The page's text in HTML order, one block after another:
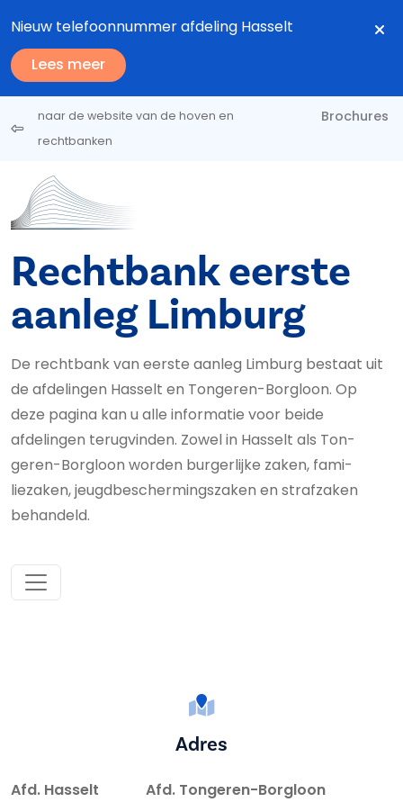
Nieuw telefoonnummer afdeling Hasselt
Lees meer
naar de website van de hoven en
rechtbanken
Brochures
Rechtbank eerste
aanleg Limburg
De rechtbank van eerste aanleg Limburg bestaat uit
de afdelingen Hasselt en Tongeren-Borgloon. Op
deze pagina kan u alle informatie voor beide
afdelingen terugvinden. Zowel in Hasselt als Ton­
geren-Borgloon worden burgerlijke zaken, fa­mi­
liezaken, jeugd­be­scher­mings­za­ken en straf­zaken
behandeld.
Adres
Afd. Hasselt Afd. Tongeren-Borgloon